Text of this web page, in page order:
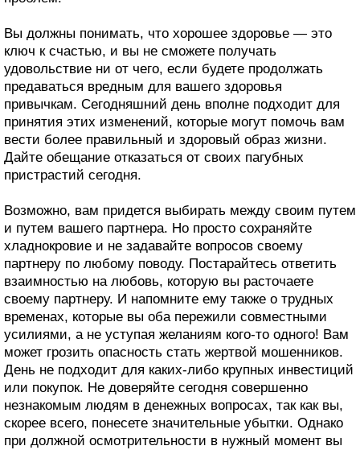
Вы должны понимать, что хорошее здоровье — это
ключ к счастью, и вы не сможете получать
удовольствие ни от чего, если будете продолжать
предаваться вредным для вашего здоровья
привычкам. Сегодняшний день вполне подходит для
принятия этих изменений, которые могут помочь вам
вести более правильный и здоровый образ жизни.
Дайте обещание отказаться от своих пагубных
пристрастий сегодня.
Возможно, вам придется выбирать между своим путем
и путем вашего партнера. Но просто сохраняйте
хладнокровие и не задавайте вопросов своему
партнеру по любому поводу. Постарайтесь ответить
взаимностью на любовь, которую вы расточаете
своему партнеру. И напомните ему также о трудных
временах, которые вы оба пережили совместными
усилиями, а не уступая желаниям кого-то одного! Вам
может грозить опасность стать жертвой мошенников.
День не подходит для каких-либо крупных инвестиций
или покупок. Не доверяйте сегодня совершенно
незнакомым людям в денежных вопросах, так как вы,
скорее всего, понесете значительные убытки. Однако
при должной осмотрительности в нужный момент вы